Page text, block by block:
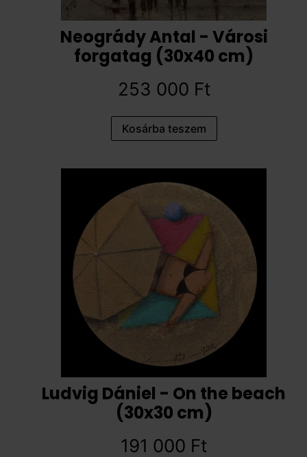
Neogrády Antal - Városi
forgatag (30x40 cm)
253 000 Ft
Kosárba teszem
Ludvig Dániel - On the beach
(30x30 cm)
191 000 Ft